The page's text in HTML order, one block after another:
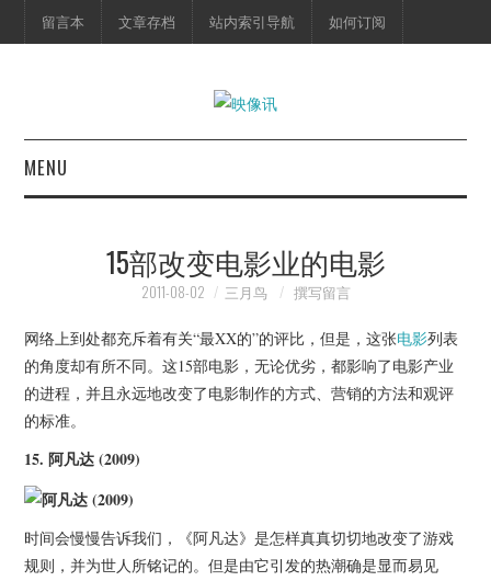
留言本 文章存档 站内索引导航 如何订阅
MENU
映像快讯
预告片
海报剧照
脱口秀
杂七杂八
美剧英剧
15部改变电影业的电影
2011-08-02 三月鸟 撰写留言
网络上到处都充斥着有关“最XX的”的评比，但是，这张电影列表
的角度却有所不同。这15部电影，无论优劣，都影响了电影产业
的进程，并且永远地改变了电影制作的方式、营销的方法和观评
的标准。
15.阿凡达(2009)
时间会慢慢告诉我们，《阿凡达》是怎样真真切切地改变了游戏
规则，并为世人所铭记的。但是由它引发的热潮确是显而易见